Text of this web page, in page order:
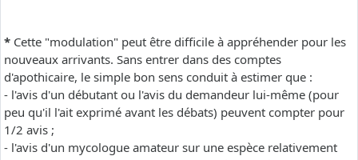
* Cette "modulation" peut être difficile à appréhender pour les
nouveaux arrivants. Sans entrer dans des comptes
d'apothicaire, le simple bon sens conduit à estimer que :
- l'avis d'un débutant ou l'avis du demandeur lui-même (pour
peu qu'il l'ait exprimé avant les débats) peuvent compter pour
1/2 avis ;
- l'avis d'un mycologue amateur sur une espèce relativement